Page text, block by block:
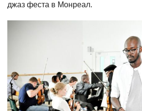
джаз феста в Монреал.